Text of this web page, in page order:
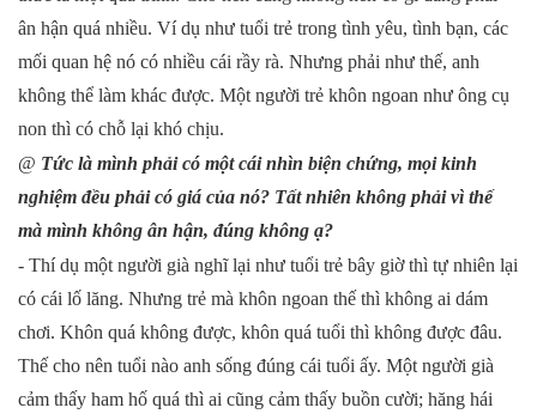
ân hận quá nhiều. Ví dụ như tuổi trẻ trong tình yêu, tình bạn, các
mối quan hệ nó có nhiều cái rầy rà. Nhưng phải như thế, anh
không thể làm khác được. Một người trẻ khôn ngoan như ông cụ
non thì có chỗ lại khó chịu.
@ Tức là mình phải có một cái nhìn biện chứng, mọi kinh
nghiệm đều phải có giá của nó? Tất nhiên không phải vì thế
mà mình không ân hận, đúng không ạ?
- Thí dụ một người già nghĩ lại như tuổi trẻ bây giờ thì tự nhiên lại
có cái lố lăng. Nhưng trẻ mà khôn ngoan thế thì không ai dám
chơi. Khôn quá không được, khôn quá tuổi thì không được đâu.
Thế cho nên tuổi nào anh sống đúng cái tuổi ấy. Một người già
cảm thấy ham hố quá thì ai cũng cảm thấy buồn cười; hăng hái